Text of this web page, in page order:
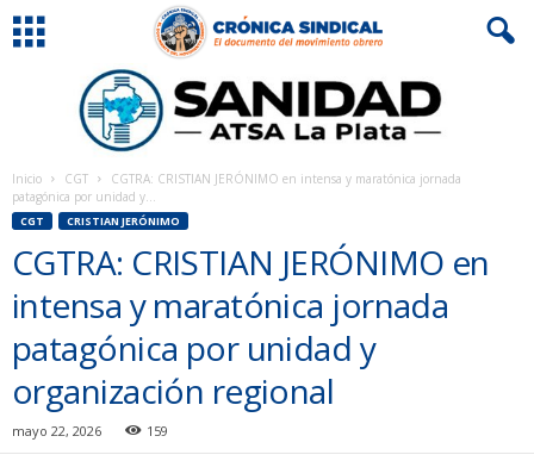
Inicio CGT
CGTRA: CRISTIAN JERÓNIMO en intensa y maratónica jornada
patagónica por unidad y...
CGT CRISTIAN JERÓNIMO
CGTRA: CRISTIAN JERÓNIMO en
intensa y maratónica jornada
patagónica por unidad y
organización regional
mayo 22, 2026 159